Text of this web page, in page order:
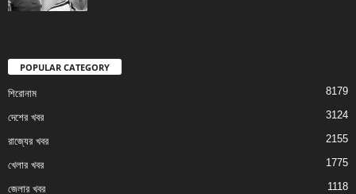
POPULAR CATEGORY
শিরোনাম 8179
দেশের খবর 3124
রাজ্যের খবর 2155
খেলার খবর 1775
জেলার খবর 1118